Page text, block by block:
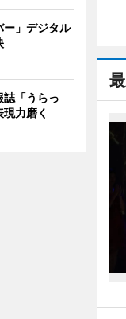
ー」デジタル
誌「うらっ
力磨く